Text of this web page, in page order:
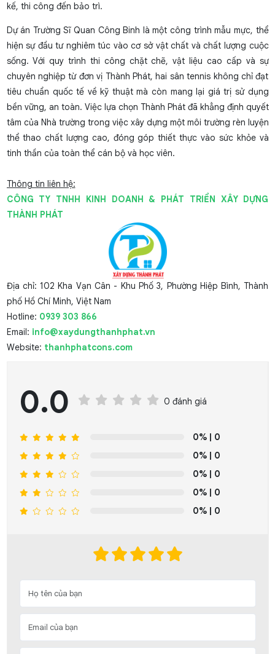
kế, thi công đến bảo trì.
Dự án Trường Sĩ Quan Công Binh là một công trình mẫu mực, thể
hiện sự đầu tư nghiêm túc vào cơ sở vật chất và chất lượng cuộc
sống. Với quy trình thi công chặt chẽ, vật liệu cao cấp và sự
chuyên nghiệp từ đơn vị Thành Phát, hai sân tennis không chỉ đạt
tiêu chuẩn quốc tế về kỹ thuật mà còn mang lại giá trị sử dụng
bền vững, an toàn. Việc lựa chọn Thành Phát đã khẳng định quyết
tâm của Nhà trường trong việc xây dựng một môi trường rèn luyện
thể thao chất lượng cao, đóng góp thiết thực vào sức khỏe và
tinh thần của toàn thể cán bộ và học viên.
Thông tin liên hệ:
CÔNG TY TNHH KINH DOANH & PHÁT TRIỂN XÂY DỰNG
THÀNH PHÁT
Địa chỉ: 102 Kha Vạn Cân - Khu Phố 3, Phường Hiệp Bình, Thành
phố Hồ Chí Minh, Việt Nam
Hotline: 0939 303 866
Email: info@xaydungthanhphat.vn
Website: thanhphatcons.com
0.0 0 đánh giá
0% | 0
0% | 0
0% | 0
0% | 0
0% | 0